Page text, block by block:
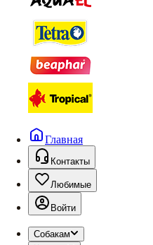
Главная
Контакты
Любимые
Войти
Собакам